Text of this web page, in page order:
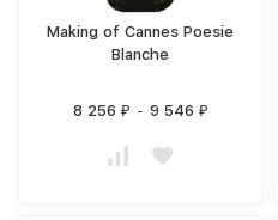
Making of Cannes Poesie
Blanche
8 256 ₽ - 9 546 ₽